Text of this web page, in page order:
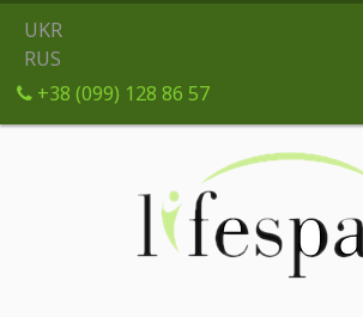
UKR
RUS
+38 (099) 128 86 57